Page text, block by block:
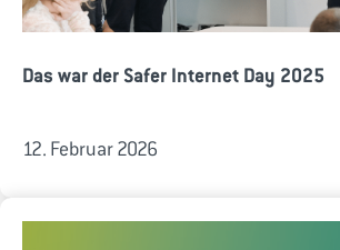
Das war der Safer Internet Day 2025
12. Februar 2026